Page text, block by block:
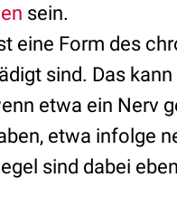
sein.
eine Form des
sind. Das
etwa ein Nerv
etwa infolge
sind dabei